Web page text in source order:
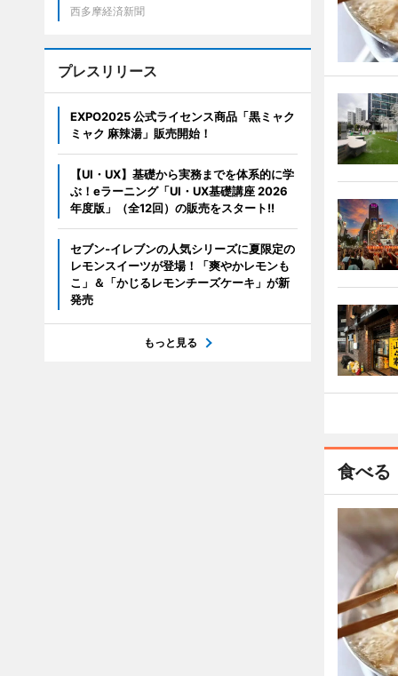
食べる
西多摩経済新聞
プレスリリース
EXPO2025 公式ライセンス商品「黒ミャク
ミャク 麻辣湯」販売開始！
【UI・UX】基礎から実務までを体系的に学
ぶ！eラーニング「UI・UX基礎講座 2026
年度版」（全12回）の販売をスタート!!
セブン‐イレブンの人気シリーズに夏限定の
レモンスイーツが登場！「爽やかレモンも
こ」＆「かじるレモンチーズケーキ」が新
発売
もっと見る